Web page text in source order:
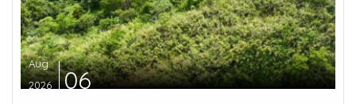
Aug
2026
06